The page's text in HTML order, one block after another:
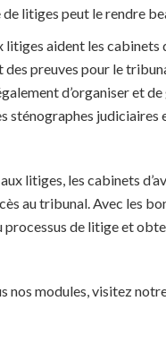
de litiges peut le rendre
litiges aident les
preuves pour le
d’organiser et
sténographes judiciaires
litiges, les cabinets
au tribunal. Avec les
processus de litige et
nos modules, visitez